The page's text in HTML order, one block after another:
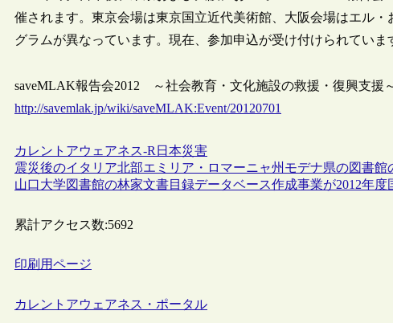
催されます。東京会場は東京国立近代美術館、大阪会場はエル
グラムが異なっています。現在、参加申込が受け付けられていま
saveMLAK報告会2012 ～社会教育・文化施設の救援・復興支援
http://savemlak.jp/wiki/saveMLAK:Event/20120701
カレントアウェアネス-R 日本災害
震災後のイタリア北部エミリア・ロマーニャ州モデナ県の図書館
山口大学図書館の林家文書目録データベース作成事業が2012年
累計アクセス数:5692
印刷用ページ
カレントアウェアネス・ポータル